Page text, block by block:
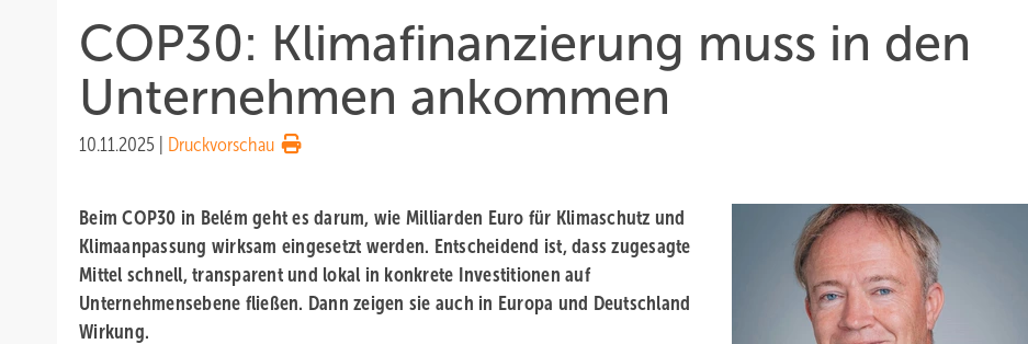
COP30: Klimafinanzierung muss in den
Unternehmen ankommen
10.11.2025 Druckvorschau
Beim COP30 in Belém geht es darum, wie Milliarden Euro für Klimaschutz und
Klimaanpassung wirksam eingesetzt werden. Entscheidend ist, dass zugesagte
Mittel schnell, transparent und lokal in konkrete Investitionen auf
Unternehmensebene fließen. Dann zeigen sie auch in Europa und Deutschland
Wirkung.